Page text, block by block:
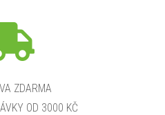
ZDARMA
OD 3000 KČ